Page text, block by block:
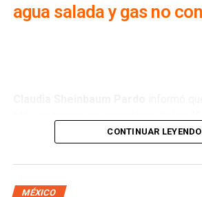
agua salada y gas no
conclusiones preliminares del Comité
Natural No Convencional, con el
CONTINUAR LEYENDO
MÉXICO